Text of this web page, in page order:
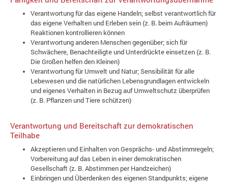
Verantwortung für das eigene Handeln; selbst verantwortlich für
das eigene Verhalten und Erleben sein (z. B. beim Aufräumen)
Reaktionen kontrollieren können
Verantwortung anderen Menschen gegenüber; sich für
Schwächere, Benachteiligte und Unterdrückte einsetzen (z. B.
Die Großen helfen den Kleinen)
Verantwortung für Umwelt und Natur; Sensibilität für alle
Lebewesen und die natürlichen Lebensgrundlagen entwickeln
und eigenes Verhalten in Bezug auf Umweltschutz überprüfen
(z. B. Pflanzen und Tiere schützen)
Verantwortung und Bereitschaft zur demokratischen
Teilhabe
Akzeptieren und Einhalten von Gesprächs- und Abstimmregeln;
Vorbereitung auf das Leben in einer demokratischen
Gesellschaft (z. B. Abstimmen per Handzeichen)
Einbringen und Überdenken des eigenen Standpunkts; eigene